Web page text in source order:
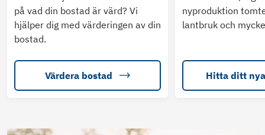
på vad din bostad är värd? Vi
hjälper dig med värderingen av din
bostad.
Värdera bostad
nyproduktion
lantbruk och
Hitta ditt